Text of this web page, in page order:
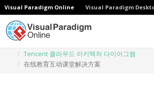
Visual Paradigm Online Visual Paradigm
Tencent 클라우드 아키텍처 다이어그램
在线教育互动课堂解决方案